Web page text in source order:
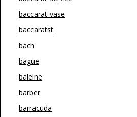
baccarat-vase
baccaratst
bach
bague
baleine
barber
barracuda